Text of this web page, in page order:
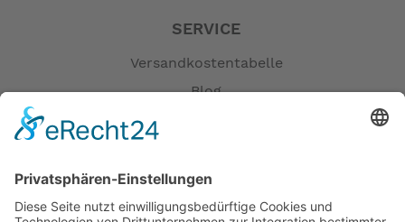
SERVICE
Versandkostentabelle
Blog
Erklärung zur Barrierefreiheit
AGB
Öffnungszeiten